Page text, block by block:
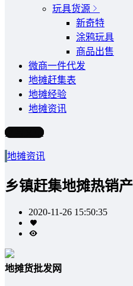
玩具货源
新奇特
涂鸦玩具
商品出售
微商一件代发
地摊赶集表
地摊经验
地摊资讯
写文章
地摊资讯
乡镇赶集地摊热销
2020-11-26 15:50:35
地摊货批发网